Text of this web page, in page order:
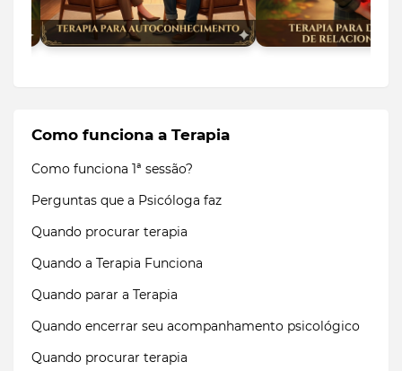
Como funciona a Terapia
Como funciona 1ª sessão?
Perguntas que a Psicóloga faz
Quando procurar terapia
Quando a Terapia Funciona
Quando parar a Terapia
Quando encerrar seu acompanhamento psicológico
Quando procurar terapia